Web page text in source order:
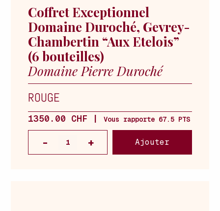
Coffret Exceptionnel
Domaine Duroché, Gevrey-
Chambertin “Aux Etelois”
(6 bouteilles)
Domaine Pierre Duroché
ROUGE
1350.00 CHF | Vous rapporte 67.5 PTS
Ajouter